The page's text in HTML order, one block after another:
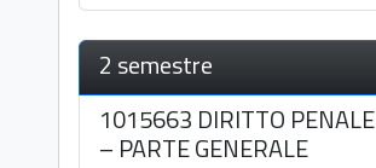
2 semestre
1015663 DIRITTO PENALE
– PARTE GENERALE